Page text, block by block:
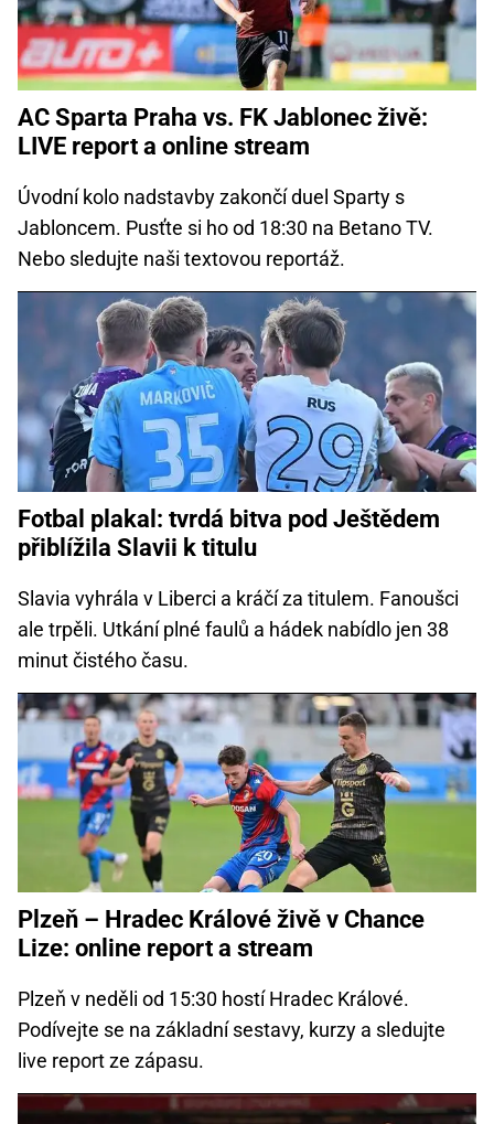
AC Sparta Praha vs. FK Jablonec živě:
LIVE report a online stream
Úvodní kolo nadstavby zakončí duel Sparty s
Jabloncem. Pusťte si ho od 18:30 na Betano TV.
Nebo sledujte naši textovou reportáž.
Fotbal plakal: tvrdá bitva pod Ještědem
přiblížila Slavii k titulu
Slavia vyhrála v Liberci a kráčí za titulem. Fanoušci
ale trpěli. Utkání plné faulů a hádek nabídlo jen 38
minut čistého času.
Plzeň – Hradec Králové živě v Chance
Lize: online report a stream
Plzeň v neděli od 15:30 hostí Hradec Králové.
Podívejte se na základní sestavy, kurzy a sledujte
live report ze zápasu.